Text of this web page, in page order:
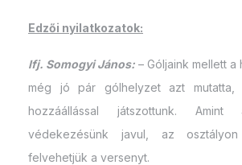
Edzői nyilatkozatok:
Ifj. Somogyi János: – Góljaink mellett a
még jó pár gólhelyzet azt mutatta,
hozzáállással játszottunk. Amint
védekezésünk javul, az
felvehetjük a versenyt.